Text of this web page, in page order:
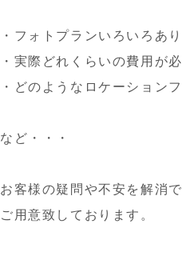
・フォトプランいろいろあ
・実際どれくらいの費用が必
・どのようなロケーション
など・・・
お客様の疑問や不安を解消
ご用意致しております。